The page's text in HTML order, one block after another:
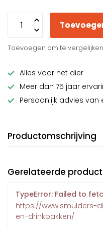
Toevoegen om te vergelijken
Alles voor het dier
Meer dan 75 jaar
Persoonlijk advies van
Productomschrijving
Gerelateerde
TypeError: Failed to
https://www.smulders-
en-drinkbakken/